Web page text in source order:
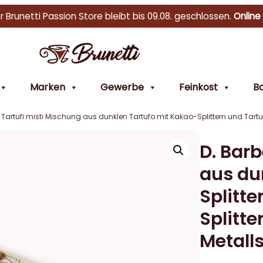
Brunetti Passion Store bleibt bis 09.08. geschlossen.
Marken Gewerbe Feinkost
misti Mischung aus dunklen Tartufo mit Kakao-Splittern und
D.
aus